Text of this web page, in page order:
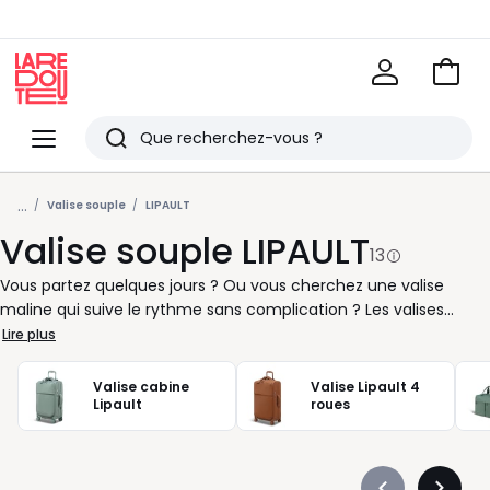
Menu
Redoute
Rechercher
Derniers
articles
vus
Voir
... Valise souple LIPAULT
Valise souple LIPAULT13
Vous partez quelques jours ? Ou vous cherchez une valise
maline qui suive le rythme sans complication ? Les valises
souples Lipault sont conçues pour vous accompagner partout
où votre emploi du temps vous mène. Légères à manipuler,
faciles à ranger et pensées dans les moindres détails pour
gagner du temps, elles s’adaptent à vos besoins sans renoncer
à l’essentiel. Week-end improvisé ou séjour professionnel :
volume, rien n’est laissé au hasard. Avec leurs roues
Lire plus
Valise cabine
Lipault
Valise Lipault 4
roues